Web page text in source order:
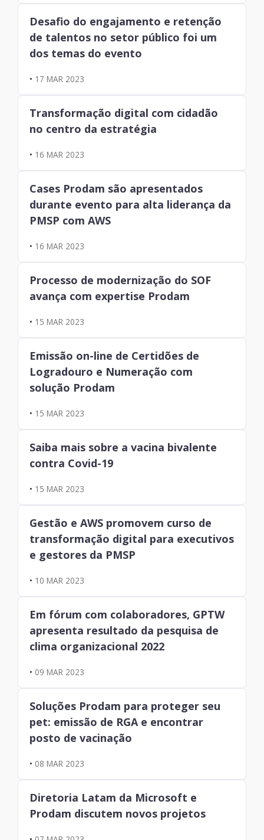
Desafio do engajamento e retenção
de talentos no setor público foi um
dos temas do evento
• 17 MAR 2023
Transformação digital com cidadão
no centro da estratégia
• 16 MAR 2023
Cases Prodam são apresentados
durante evento para alta liderança da
PMSP com AWS
• 16 MAR 2023
Processo de modernização do SOF
avança com expertise Prodam
• 15 MAR 2023
Emissão on-line de Certidões de
Logradouro e Numeração com
solução Prodam
• 15 MAR 2023
Saiba mais sobre a vacina bivalente
contra Covid-19
• 15 MAR 2023
Gestão e AWS promovem curso de
transformação digital para executivos
e gestores da PMSP
• 10 MAR 2023
Em fórum com colaboradores, GPTW
apresenta resultado da pesquisa de
clima organizacional 2022
• 09 MAR 2023
Soluções Prodam para proteger seu
pet: emissão de RGA e encontrar
posto de vacinação
• 08 MAR 2023
Diretoria Latam da Microsoft e
Prodam discutem novos projetos